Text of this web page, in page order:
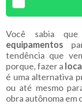
Você sabia
equipamentos
tendência que
porque, fazer a
é uma alternativa
ou até mesmo
obra autônoma em